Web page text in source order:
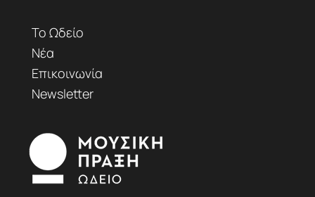
Το Ωδείο
Νέα
Επικοινωνία
Newsletter